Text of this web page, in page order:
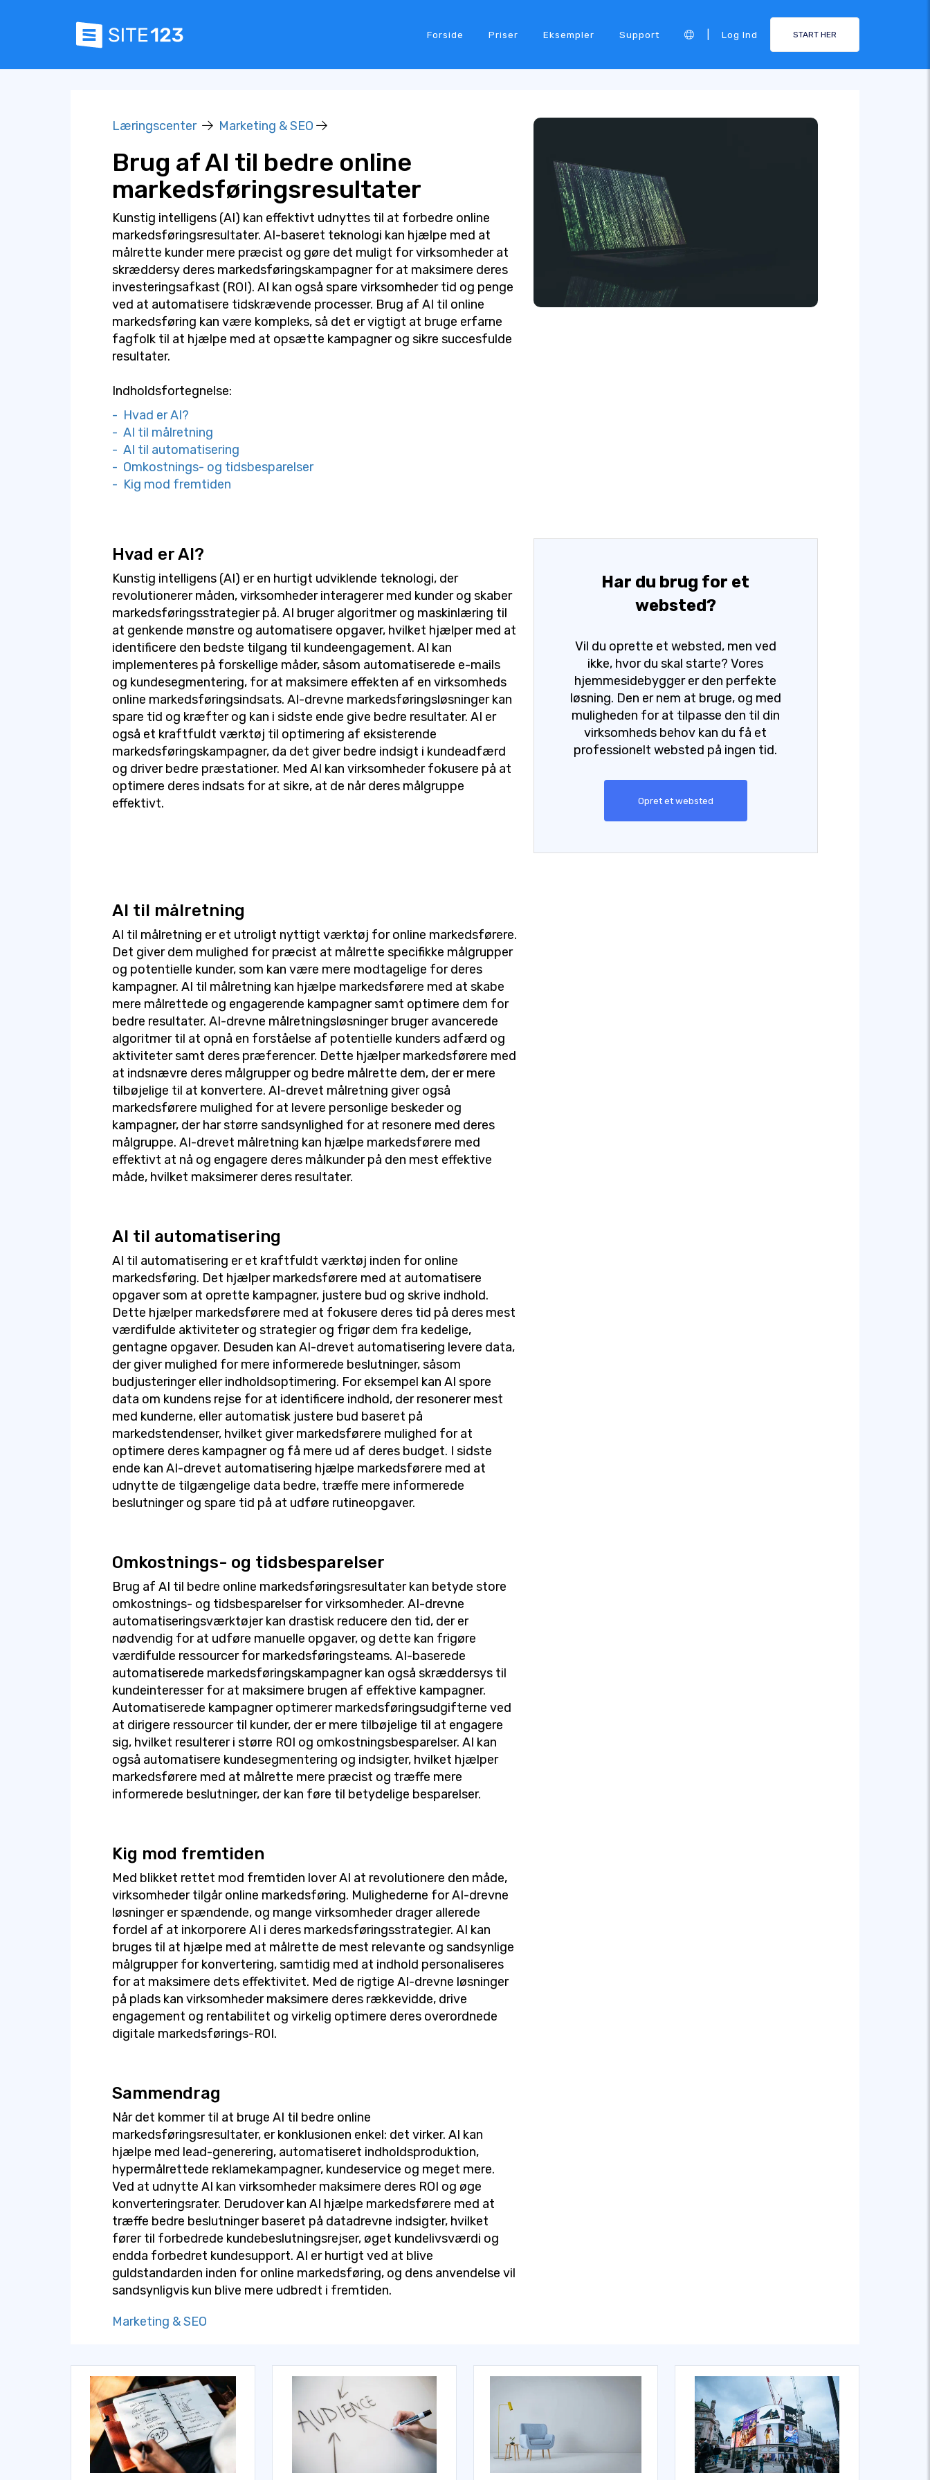
Forside Priser Eksempler Support Log Ind START HER
Læringscenter Marketing & SEO
Brug af AI til bedre online
markedsføringsresultater
Kunstig intelligens (AI) kan effektivt udnyttes til at forbedre online
markedsføringsresultater. AI-baseret teknologi kan hjælpe med at
målrette kunder mere præcist og gøre det muligt for virksomheder at
skræddersy deres markedsføringskampagner for at maksimere deres
investeringsafkast (ROI). AI kan også spare virksomheder tid og penge
ved at automatisere tidskrævende processer. Brug af AI til online
markedsføring kan være kompleks, så det er vigtigt at bruge erfarne
fagfolk til at hjælpe med at opsætte kampagner og sikre succesfulde
resultater.
Indholdsfortegnelse:
- Hvad er AI?
- AI til målretning
- AI til automatisering
- Omkostnings- og tidsbesparelser
- Kig mod fremtiden
Hvad er AI?
Kunstig intelligens (AI) er en hurtigt udviklende teknologi, der
revolutionerer måden, virksomheder interagerer med kunder og skaber
markedsføringsstrategier på. AI bruger algoritmer og maskinlæring til
at genkende mønstre og automatisere opgaver, hvilket hjælper med at
identificere den bedste tilgang til kundeengagement. AI kan
implementeres på forskellige måder, såsom automatiserede e-mails
og kundesegmentering, for at maksimere effekten af en virksomheds
online markedsføringsindsats. AI-drevne markedsføringsløsninger kan
spare tid og kræfter og kan i sidste ende give bedre resultater. AI er
også et kraftfuldt værktøj til optimering af eksisterende
markedsføringskampagner, da det giver bedre indsigt i kundeadfærd
og driver bedre præstationer. Med AI kan virksomheder fokusere på at
optimere deres indsats for at sikre, at de når deres målgruppe
effektivt.
Har du brug for et
websted?
Vil du oprette et websted, men ved
ikke, hvor du skal starte? Vores
hjemmesidebygger er den perfekte
løsning. Den er nem at bruge, og med
muligheden for at tilpasse den til din
virksomheds behov kan du få et
professionelt websted på ingen tid.
Opret et websted
AI til målretning
AI til målretning er et utroligt nyttigt værktøj for online markedsførere.
Det giver dem mulighed for præcist at målrette specifikke målgrupper
og potentielle kunder, som kan være mere modtagelige for deres
kampagner. AI til målretning kan hjælpe markedsførere med at skabe
mere målrettede og engagerende kampagner samt optimere dem for
bedre resultater. AI-drevne målretningsløsninger bruger avancerede
algoritmer til at opnå en forståelse af potentielle kunders adfærd og
aktiviteter samt deres præferencer. Dette hjælper markedsførere med
at indsnævre deres målgrupper og bedre målrette dem, der er mere
tilbøjelige til at konvertere. AI-drevet målretning giver også
markedsførere mulighed for at levere personlige beskeder og
kampagner, der har større sandsynlighed for at resonere med deres
målgruppe. AI-drevet målretning kan hjælpe markedsførere med
effektivt at nå og engagere deres målkunder på den mest effektive
måde, hvilket maksimerer deres resultater.
AI til automatisering
AI til automatisering er et kraftfuldt værktøj inden for online
markedsføring. Det hjælper markedsførere med at automatisere
opgaver som at oprette kampagner, justere bud og skrive indhold.
Dette hjælper markedsførere med at fokusere deres tid på deres mest
værdifulde aktiviteter og strategier og frigør dem fra kedelige,
gentagne opgaver. Desuden kan AI-drevet automatisering levere data,
der giver mulighed for mere informerede beslutninger, såsom
budjusteringer eller indholdsoptimering. For eksempel kan AI spore
data om kundens rejse for at identificere indhold, der resonerer mest
med kunderne, eller automatisk justere bud baseret på
markedstendenser, hvilket giver markedsførere mulighed for at
optimere deres kampagner og få mere ud af deres budget. I sidste
ende kan AI-drevet automatisering hjælpe markedsførere med at
udnytte de tilgængelige data bedre, træffe mere informerede
beslutninger og spare tid på at udføre rutineopgaver.
Omkostnings- og tidsbesparelser
Brug af AI til bedre online markedsføringsresultater kan betyde store
omkostnings- og tidsbesparelser for virksomheder. AI-drevne
automatiseringsværktøjer kan drastisk reducere den tid, der er
nødvendig for at udføre manuelle opgaver, og dette kan frigøre
værdifulde ressourcer for markedsføringsteams. AI-baserede
automatiserede markedsføringskampagner kan også skræddersys til
kundeinteresser for at maksimere brugen af effektive kampagner.
Automatiserede kampagner optimerer markedsføringsudgifterne ved
at dirigere ressourcer til kunder, der er mere tilbøjelige til at engagere
sig, hvilket resulterer i større ROI og omkostningsbesparelser. AI kan
også automatisere kundesegmentering og indsigter, hvilket hjælper
markedsførere med at målrette mere præcist og træffe mere
informerede beslutninger, der kan føre til betydelige besparelser.
Kig mod fremtiden
Med blikket rettet mod fremtiden lover AI at revolutionere den måde,
virksomheder tilgår online markedsføring. Mulighederne for AI-drevne
løsninger er spændende, og mange virksomheder drager allerede
fordel af at inkorporere AI i deres markedsføringsstrategier. AI kan
bruges til at hjælpe med at målrette de mest relevante og sandsynlige
målgrupper for konvertering, samtidig med at indhold personaliseres
for at maksimere dets effektivitet. Med de rigtige AI-drevne løsninger
på plads kan virksomheder maksimere deres rækkevidde, drive
engagement og rentabilitet og virkelig optimere deres overordnede
digitale markedsførings-ROI.
Sammendrag
Når det kommer til at bruge AI til bedre online
markedsføringsresultater, er konklusionen enkel: det virker. AI kan
hjælpe med lead-generering, automatiseret indholdsproduktion,
hypermålrettede reklamekampagner, kundeservice og meget mere.
Ved at udnytte AI kan virksomheder maksimere deres ROI og øge
konverteringsrater. Derudover kan AI hjælpe markedsførere med at
træffe bedre beslutninger baseret på datadrevne indsigter, hvilket
fører til forbedrede kundebeslutningsrejser, øget kundelivsværdi og
endda forbedret kundesupport. AI er hurtigt ved at blive
guldstandarden inden for online markedsføring, og dens anvendelse vil
sandsynligvis kun blive mere udbredt i fremtiden.
Marketing & SEO